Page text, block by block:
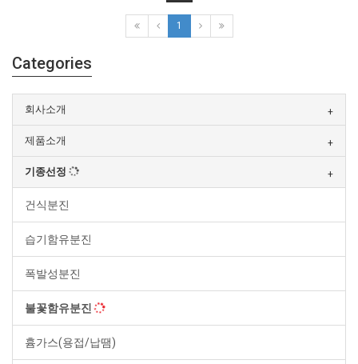
1
Categories
회사소개
제품소개
기종선정
건식분진
습기함유분진
폭발성분진
불꽃함유분진
흄가스(용접/납땜)